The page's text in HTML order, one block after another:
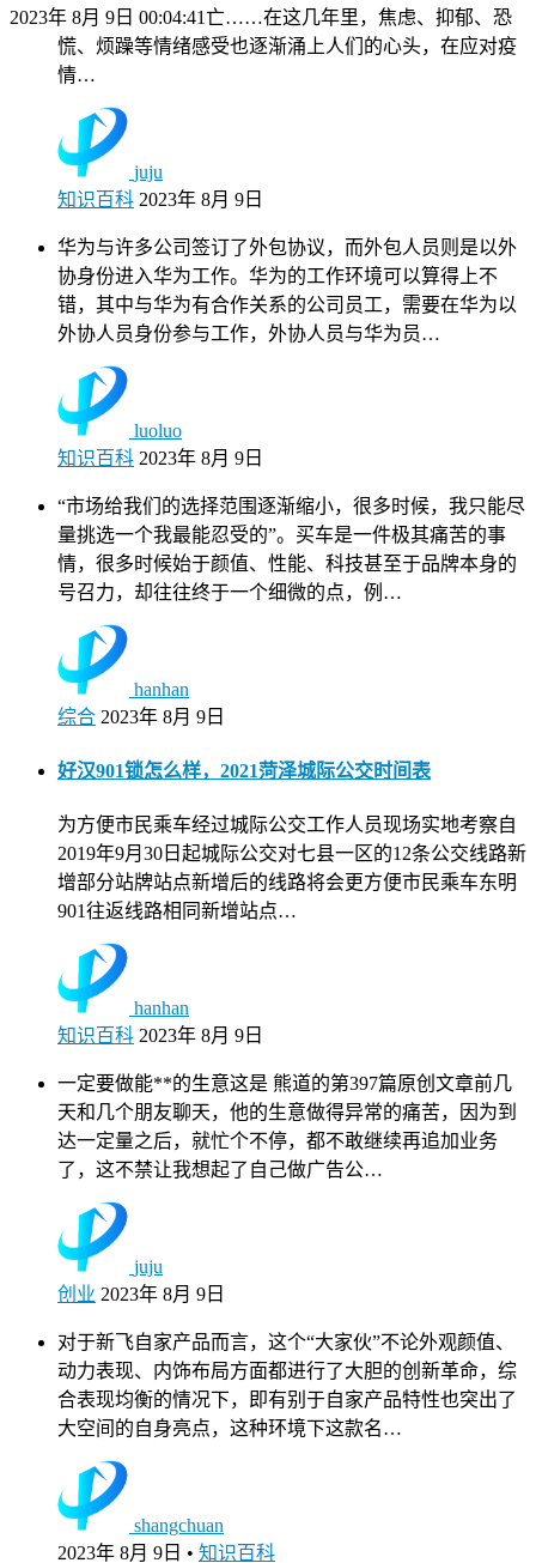
2023年 8月 9日 00:04:41亡……在这几年里，焦虑、抑郁、恐
慌、烦躁等情绪感受也逐渐涌上人们的心头，在应对疫
情…
juju
知识百科 2023年 8月 9日
华为与许多公司签订了外包协议，而外包人员则是以外
协身份进入华为工作。华为的工作环境可以算得上不
错，其中与华为有合作关系的公司员工，需要在华为以
外协人员身份参与工作，外协人员与华为员…
luoluo
知识百科 2023年 8月 9日
“市场给我们的选择范围逐渐缩小，很多时候，我只能尽
量挑选一个我最能忍受的”。买车是一件极其痛苦的事
情，很多时候始于颜值、性能、科技甚至于品牌本身的
号召力，却往往终于一个细微的点，例…
hanhan
综合 2023年 8月 9日
好汉901锁怎么样，2021菏泽城际公交时间表
为方便市民乘车经过城际公交工作人员现场实地考察自
2019年9月30日起城际公交对七县一区的12条公交线路新
增部分站牌站点新增后的线路将会更方便市民乘车东明
901往返线路相同新增站点…
hanhan
知识百科 2023年 8月 9日
一定要做能**的生意这是 熊道的第397篇原创文章前几
天和几个朋友聊天，他的生意做得异常的痛苦，因为到
达一定量之后，就忙个不停，都不敢继续再追加业务
了，这不禁让我想起了自己做广告公…
juju
创业 2023年 8月 9日
对于新飞自家产品而言，这个“大家伙”不论外观颜值、
动力表现、内饰布局方面都进行了大胆的创新革命，综
合表现均衡的情况下，即有别于自家产品特性也突出了
大空间的自身亮点，这种环境下这款名…
shangchuan
2023年 8月 9日 • 知识百科